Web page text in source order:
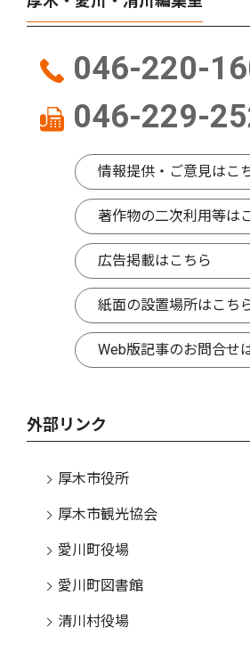
046-220-
046-229-
情報提供・ご意見はこ
著作物の二次利用等は
広告掲載はこちら
紙面の設置場所はこち
Web版記事のお問合せ
外部リンク
厚木市役所
厚木市観光協会
愛川町役場
愛川町図書館
清川村役場